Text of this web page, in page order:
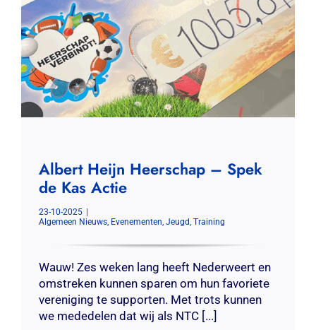
Contact
Zoeken
naar:
Albert Heijn Heerschap – Spek
de Kas Actie
23-10-2025
Algemeen Nieuws, Evenementen, Jeugd, Training
Wauw! Zes weken lang heeft Nederweert en
omstreken kunnen sparen om hun favoriete
vereniging te supporten. Met trots kunnen
we mededelen dat wij als NTC [...]